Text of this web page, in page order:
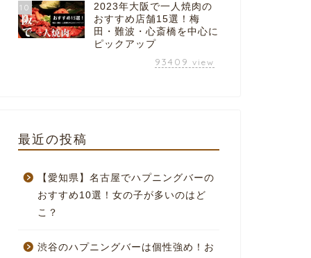
10
2023年大阪で一人焼肉の
おすすめ店舗15選！梅
田・難波・心斎橋を中心に
ピックアップ
93409 view
最近の投稿
【愛知県】名古屋でハプニングバーの
おすすめ10選！女の子が多いのはど
こ？
渋谷のハプニングバーは個性強め！お